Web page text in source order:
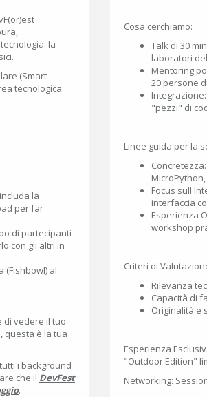
la
(Smart
tecnologica:
la
per far
di partecipanti
con gli altri in
(Fishbowl) al
di vedere il tuo
questa è la tua
i background
che il DevFest
.
Cosa cerchiamo:
Talk di 30
laboratori
Mentoring
20 persone
"pezzi" di
Linee guida per la
MicroPython,
Focus
interfaccia
Esperienza
workshop
Criteri di
Rilevanza
Capacità di
Originalità e
Esperienza
"Outdoor Edition"
Networking: